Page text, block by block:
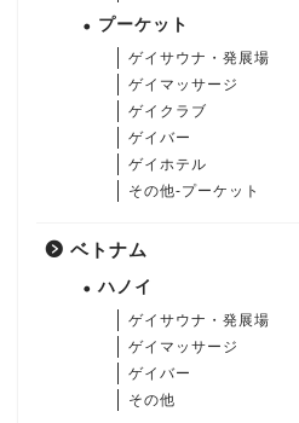
プーケット
ゲイサウナ・発展場
ゲイマッサージ
ゲイクラブ
ゲイバー
ゲイホテル
その他-プーケット
ベトナム
ハノイ
ゲイサウナ・発展場
ゲイマッサージ
ゲイバー
その他